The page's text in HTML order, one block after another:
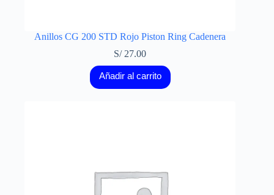
Anillos CG 200 STD Rojo Piston Ring Cadenera
S/27.00
Añadir al carrito